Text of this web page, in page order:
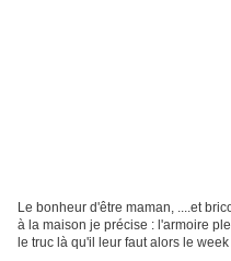
Le bonheur d'être maman, ....et
à la maison je précise : l'armoire
le truc là qu'il leur faut alors le